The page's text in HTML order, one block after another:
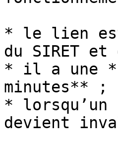
* le lien est
du SIRET
* il a une
minutes** ;
* lorsqu’un
devient